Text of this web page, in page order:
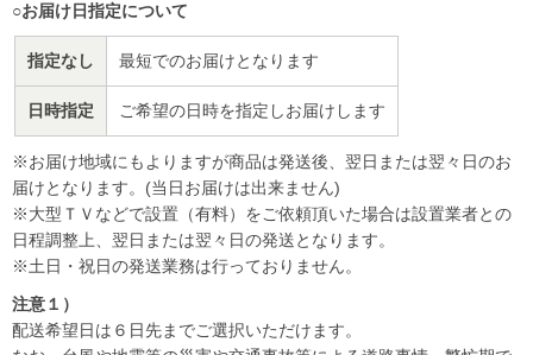
○お届け日指定について
指定なし 最短でのお届けとなります
日時指定 ご希望の日時を指定しお届けします
※お届け地域にもよりますが商品は発送後、翌日または翌々日のお
届けとなります。(当日お届けは出来ません)
※大型ＴＶなどで設置（有料）をご依頼頂いた場合は設置業者との
日程調整上、翌日または翌々日の発送となります。
※土日・祝日の発送業務は行っておりません。
注意１）
配送希望日は６日先までご選択いただけます。